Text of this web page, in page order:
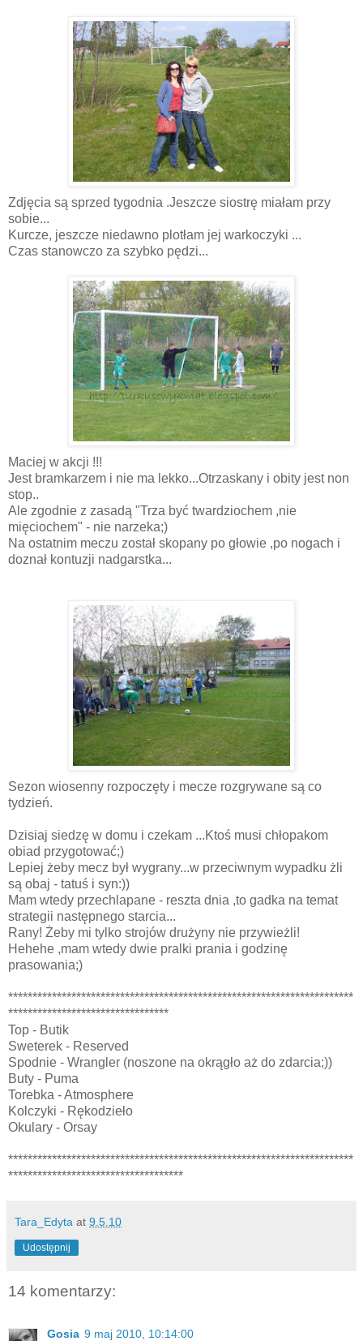
Zdjęcia są sprzed tygodnia .Jeszcze siostrę miałam przy
sobie...
Kurcze, jeszcze niedawno plotłam jej warkoczyki ...
Czas stanowczo za szybko pędzi...
Maciej w akcji !!!
Jest bramkarzem i nie ma lekko...Otrzaskany i obity jest non
stop..
Ale zgodnie z zasadą "Trza być twardziochem ,nie
mięciochem" - nie narzeka;)
Na ostatnim meczu został skopany po głowie ,po nogach i
doznał kontuzji nadgarstka...
Sezon wiosenny rozpoczęty i mecze rozgrywane są co
tydzień.
Dzisiaj siedzę w domu i czekam ...Ktoś musi chłopakom
obiad przygotować;)
Lepiej żeby mecz był wygrany...w przeciwnym wypadku żli
są obaj - tatuś i syn:))
Mam wtedy przechlapane - reszta dnia ,to gadka na temat
strategii następnego starcia...
Rany! Żeby mi tylko strojów drużyny nie przywieżli!
Hehehe ,mam wtedy dwie pralki prania i godzinę
prasowania;)
***********************************************************************
*********************************
Top - Butik
Sweterek - Reserved
Spodnie - Wrangler (noszone na okrągło aż do zdarcia;))
Buty - Puma
Torebka - Atmosphere
Kolczyki - Rękodzieło
Okulary - Orsay
***********************************************************************
************************************
Tara_Edyta at 9.5.10
Udostępnij
14 komentarzy:
Gosia 9 maj 2010, 10:14:00